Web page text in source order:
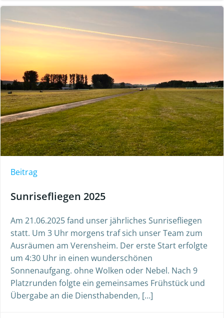
Beitrag
Sunrisefliegen 2025
Am 21.06.2025 fand unser jährliches Sunrisefliegen
statt. Um 3 Uhr morgens traf sich unser Team zum
Ausräumen am Verensheim. Der erste Start erfolgte
um 4:30 Uhr in einen wunderschönen
Sonnenaufgang. ohne Wolken oder Nebel. Nach 9
Platzrunden folgte ein gemeinsames Frühstück und
Übergabe an die Diensthabenden, […]